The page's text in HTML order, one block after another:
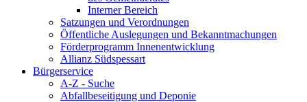
Interner Bereich
Satzungen und Verordnungen
Öffentliche Auslegungen und Bekanntmachungen
Förderprogramm Innenentwicklung
Allianz Südspessart
Bürgerservice
A-Z - Suche
Abfallbeseitigung und Deponie